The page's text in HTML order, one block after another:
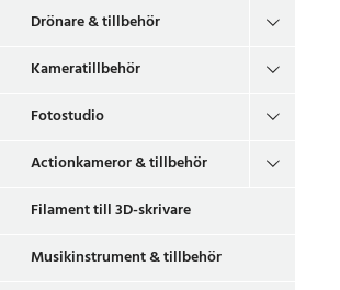
Drönare & tillbehör
Kameratillbehör
Fotostudio
Actionkameror & tillbehör
Filament till 3D-skrivare
Musikinstrument & tillbehör